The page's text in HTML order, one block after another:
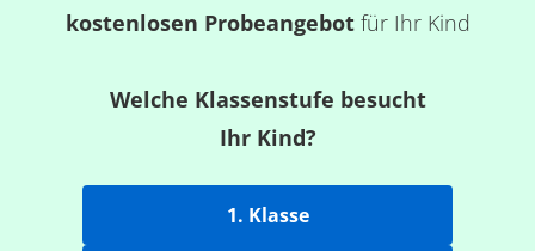
kostenlosen Probeangebotfür Ihr Kind
Welche Klassenstufe besucht
Ihr Kind?
1. Klasse